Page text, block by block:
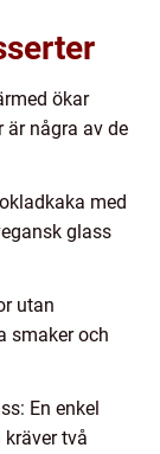
ökar
är några av de
med
glass
utan
smaker och
En enkel
två